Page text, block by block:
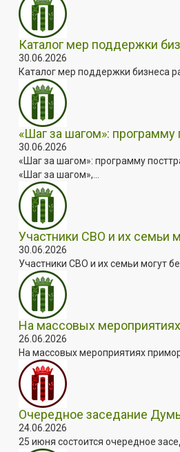
Каталог мер поддержки
30.06.2026
Каталог мер поддержки бизнеса
«Шаг за шагом»:
30.06.2026
«Шаг за шагом»: программу
«Шаг за шагом»,...
Участники СВО и их семьи
30.06.2026
Участники СВО и их семьи могут
На массовых
26.06.2026
На массовых мероприятиях
Очередное заседание
24.06.2026
25 июня состоится очередное